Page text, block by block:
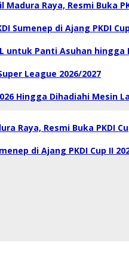
Raya, Resmi Buka
Sumenep di Ajang PKDI
untuk Panti Asuhan hingga
League 2026/2027
Hingga Dihadiahi Mesin
Raya, Resmi Buka PKDI
di Ajang PKDI Cup II